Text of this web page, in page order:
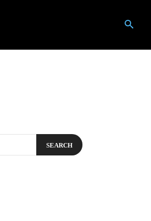
SEARCH